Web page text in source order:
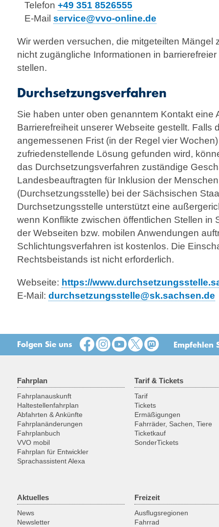
Telefon +49 351 8526555
E-Mail service@vvo-online.de
Wir werden versuchen, die mitgeteilten Mängel
nicht zugängliche Informationen in
stellen.
Durchsetzungsverfahren
Sie haben unter oben genanntem Kontakt eine
Barrierefreiheit unserer Webseite gestellt. Falls
angemessenen Frist (in der Regel vier
zufriedenstellende Lösung gefunden wird,
das Durchsetzungsverfahren zuständige
Landesbeauftragten für Inklusion der
(Durchsetzungsstelle) bei der Sächsischen
Durchsetzungsstelle unterstützt eine
wenn Konflikte zwischen öffentlichen Stellen in
der Webseiten bzw. mobilen Anwendungen
Schlichtungsverfahren ist kostenlos. Die
Rechtsbeistands ist nicht erforderlich.
Webseite: https://
E-Mail: durchsetzungsstelle@sk.sachsen.de
Folgen Sie uns Empfehlen
Fahrplan
Fahrplanauskunft
Haltestellenfahrplan
Abfahrten & Ankünfte
Fahrplanänderungen
Fahrplanbuch
VVO mobil
Fahrplan für Entwickler
Sprachassistent Alexa
Tarif & Tickets
Tarif
Tickets
Ermäßigungen
Fahrräder, Sachen, Tiere
Ticketkauf
SonderTickets
Aktuelles
News
Newsletter
Freizeit
Ausflugsregionen
Fahrrad